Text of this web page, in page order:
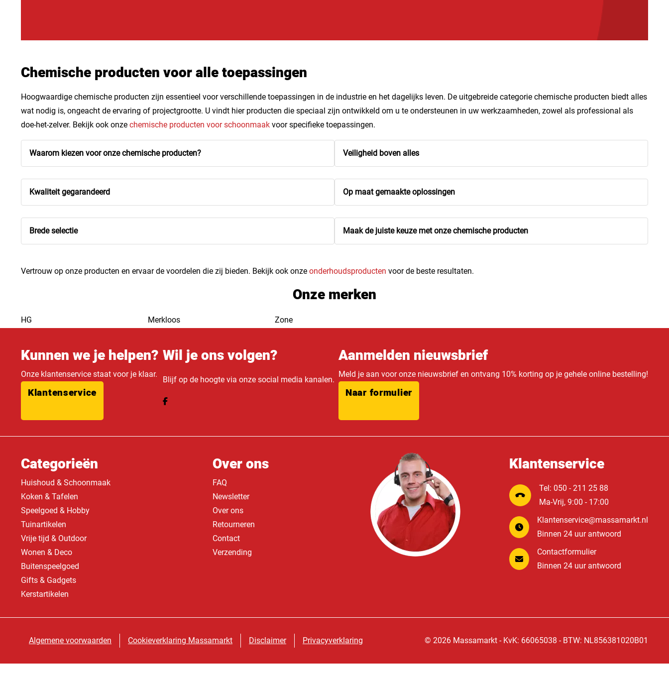
Chemische producten voor alle toepassingen
Hoogwaardige chemische producten zijn essentieel voor verschillende toepassingen in de industrie en het dagelijks leven. De uitgebreide categorie chemische producten biedt alles
wat nodig is, ongeacht de ervaring of projectgrootte. U vindt hier producten die speciaal zijn ontwikkeld om u te ondersteunen in uw werkzaamheden, zowel als professional als
doe-het-zelver. Bekijk ook onze chemische producten voor schoonmaak voor specifieke toepassingen.
Waarom kiezen voor onze chemische producten?
Kwaliteit gegarandeerd
Brede selectie
Veiligheid boven alles
Op maat gemaakte oplossingen
Maak de juiste keuze met onze chemische producten
Vertrouw op onze producten en ervaar de voordelen die zij bieden. Bekijk ook onze onderhoudsproducten voor de beste resultaten.
Onze merken
HG Merkloos Zone
Kunnen we je helpen?
Onze klantenservice staat voor je klaar.
Klantenservice
Wil je ons volgen?
Blijf op de hoogte via onze social media kanalen.
Aanmelden nieuwsbrief
Meld je aan voor onze nieuwsbrief en ontvang 10% korting op je gehele online bestelling!
Naar formulier
Categorieën
Huishoud & Schoonmaak
Koken & Tafelen
Speelgoed & Hobby
Tuinartikelen
Vrije tijd & Outdoor
Wonen & Deco
Buitenspeelgoed
Gifts & Gadgets
Kerstartikelen
Over ons
FAQ
Newsletter
Over ons
Retourneren
Contact
Verzending
Klantenservice
Tel: 050 - 211 25 88
Ma-Vrij, 9:00 - 17:00
Klantenservice@massamarkt.nl
Binnen 24 uur antwoord
Contactformulier
Binnen 24 uur antwoord
Algemene voorwaarden Cookieverklaring Massamarkt Disclaimer Privacyverklaring © 2026 Massamarkt - KvK: 66065038 - BTW: NL856381020B01